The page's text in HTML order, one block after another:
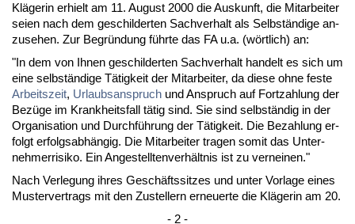
Kläge­rin er­hielt am 11. Au­gust 2000 die Aus­kunft, die Mit­ar­bei­ter
sei­en nach dem ge­schil­der­ten Sach­ver­halt als Selbständi­ge an­
zu­se­hen. Zur Be­gründung führ­te das FA u.a. (wört­lich) an:
"In dem von Ih­nen ge­schil­der­ten Sach­ver­halt han­delt es sich um
ei­ne selbständi­ge Tätig­keit der Mit­ar­bei­ter, da die­se oh­ne fes­te
Ar­beits­zeit, Ur­laubs­an­spruch und An­spruch auf Fort­zah­lung der
Bezüge im Krank­heits­fall tätig sind. Sie sind selbständig in der
Or­ga­ni­sa­ti­on und Durchführung der Tätig­keit. Die Be­zah­lung er­
folgt er­folgs­abhängig. Die Mit­ar­bei­ter tra­gen so­mit das Un­ter­
neh­mer­ri­si­ko. Ein An­ge­stell­ten­verhält­nis ist zu ver­nei­nen."
Nach Ver­le­gung ih­res Geschäfts­sit­zes und un­ter Vor­la­ge ei­nes
Mus­ter­ver­trags mit den Zu­stel­lern er­neu­er­te die Kläge­rin am 20.
- 2 -